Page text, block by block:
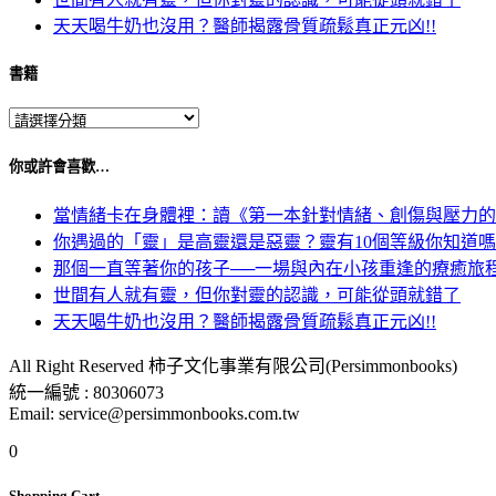
天天喝牛奶也沒用？醫師揭露骨質疏鬆真正元凶!!
書籍
你或許會喜歡…
當情緒卡在身體裡：讀《第一本針對情緒、創傷與壓力的
你遇過的「靈」是高靈還是惡靈？靈有10個等級你知道嗎
那個一直等著你的孩子──一場與內在小孩重逢的療癒旅
世間有人就有靈，但你對靈的認識，可能從頭就錯了
天天喝牛奶也沒用？醫師揭露骨質疏鬆真正元凶!!
All Right Reserved 柿子文化事業有限公司(Persimmonbooks)
統一編號 : 80306073
Email: service@persimmonbooks.com.tw
0